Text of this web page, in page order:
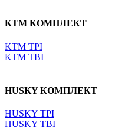
KTM КОМПЛЕКТ
KTM TPI
KTM TBI
HUSKY КОМПЛЕКТ
HUSKY TPI
HUSKY TBI